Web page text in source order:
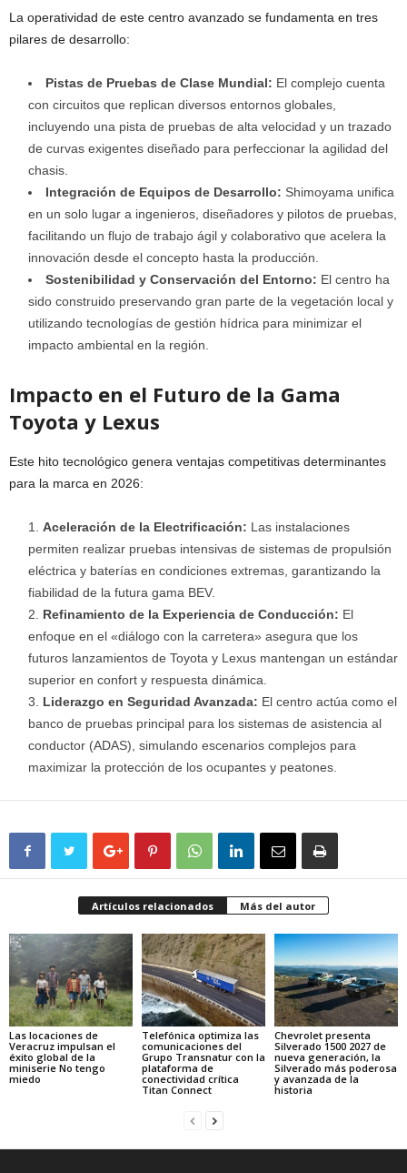
La operatividad de este centro avanzado se fundamenta en tres
pilares de desarrollo:
Pistas de Pruebas de Clase Mundial: El complejo cuenta
con circuitos que replican diversos entornos globales,
incluyendo una pista de pruebas de alta velocidad y un trazado
de curvas exigentes diseñado para perfeccionar la agilidad del
chasis.
Integración de Equipos de Desarrollo: Shimoyama unifica
en un solo lugar a ingenieros, diseñadores y pilotos de pruebas,
facilitando un flujo de trabajo ágil y colaborativo que acelera la
innovación desde el concepto hasta la producción.
Sostenibilidad y Conservación del Entorno: El centro ha
sido construido preservando gran parte de la vegetación local y
utilizando tecnologías de gestión hídrica para minimizar el
impacto ambiental en la región.
Impacto en el Futuro de la Gama
Toyota y Lexus
Este hito tecnológico genera ventajas competitivas determinantes
para la marca en 2026:
Aceleración de la Electrificación: Las instalaciones
permiten realizar pruebas intensivas de sistemas de propulsión
eléctrica y baterías en condiciones extremas, garantizando la
fiabilidad de la futura gama BEV.
Refinamiento de la Experiencia de Conducción: El
enfoque en el «diálogo con la carretera» asegura que los
futuros lanzamientos de Toyota y Lexus mantengan un estándar
superior en confort y respuesta dinámica.
Liderazgo en Seguridad Avanzada: El centro actúa como el
banco de pruebas principal para los sistemas de asistencia al
conductor (ADAS), simulando escenarios complejos para
maximizar la protección de los ocupantes y peatones.
Artículos relacionados Más del autor
Las locaciones de
Veracruz impulsan el
éxito global de la
miniserie No tengo
miedo
Telefónica optimiza las
comunicaciones del
Grupo Transnatur con la
plataforma de
conectividad crítica
Titan Connect
Chevrolet presenta
Silverado 1500 2027 de
nueva generación, la
Silverado más poderosa
y avanzada de la
historia